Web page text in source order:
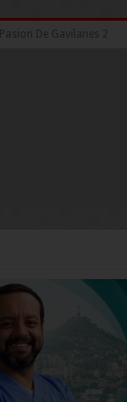
Pasion De Gavilanes 2